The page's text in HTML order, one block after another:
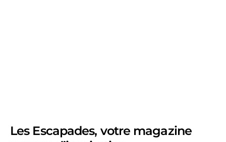
Les Escapades, votre magazine